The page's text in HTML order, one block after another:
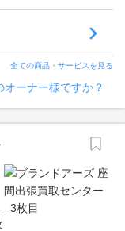
全ての商品・サービスを見る
ーナー様ですか？